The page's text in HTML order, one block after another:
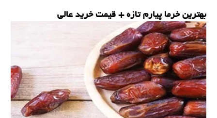
بهترین خرما پیارم تازه + قیمت خرید عالی
خرما ی پیارم